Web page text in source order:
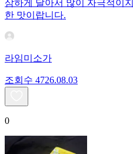
삼하게 달아서 많이 자극적이
한 맛이랍니다.
라임미소가
조회수 4726.08.03
0